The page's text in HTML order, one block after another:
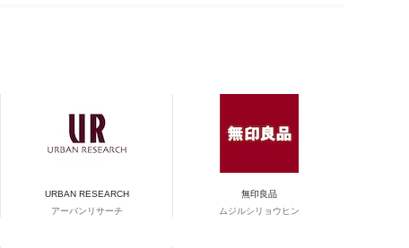
URBAN RESEARCH
アーバンリサーチ
無印良品
ムジルシリョウヒン